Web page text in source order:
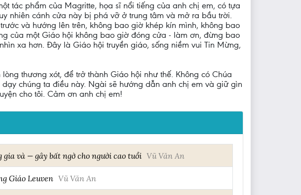
tác phẩm của Magritte, họa sĩ nổi tiếng của anh chị em, có tựa
nhiên cánh cửa này bị phá vỡ ở trung tâm và mở ra bầu trời.
và hướng lên trên, không bao giờ khép kín mình, không bao
của một Giáo hội không bao giờ đóng cửa - làm ơn, đừng bao
xa hơn. Đây là Giáo hội truyền giáo, sống niềm vui Tin Mừng,
thương xót, để trở thành Giáo hội như thế. Không có Chúa
chúng ta điều này. Ngài sẽ hướng dẫn anh chị em và giữ gìn
cho tôi. Cảm ơn anh chị em!
và — gây bất ngờ cho người cao tuổi Vũ Văn An
Giáo Leuven Vũ Văn An